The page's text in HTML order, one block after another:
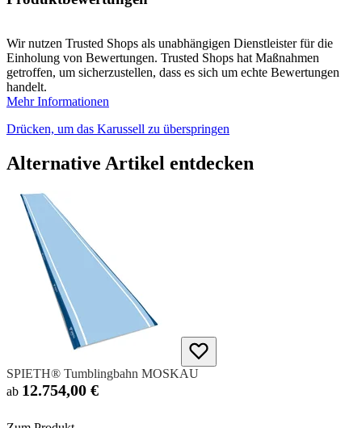
Wir nutzen Trusted Shops als unabhängigen Dienstleister für die
Einholung von Bewertungen. Trusted Shops hat Maßnahmen
getroffen, um sicherzustellen, dass es sich um echte Bewertungen
handelt.
Mehr Informationen
Drücken, um das Karussell zu überspringen
Alternative Artikel entdecken
SPIETH® Tumblingbahn MOSKAU
ab 12.754,00 €